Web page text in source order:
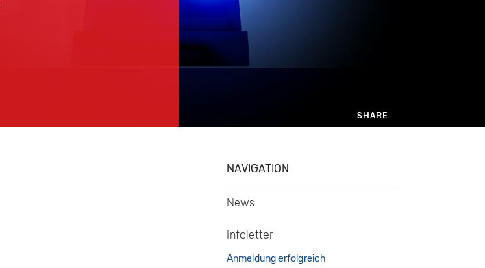
SHARE
NAVIGATION
News
Infoletter
Anmeldung erfolgreich